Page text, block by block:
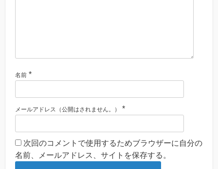
名前 *
メールアドレス（公開はされません。） *
次回のコメントで使用するためブラウザーに自分の
名前、メールアドレス、サイトを保存する。